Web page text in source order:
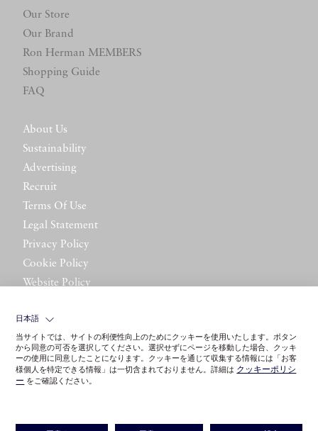
Our Store
Our Brand
Ron Herman MEMBERS
Shopping Guide
FAQ
About Us
Sustainability
Advertising
Recruit
Terms Of Use
Legal Statement
Privacy Policy
Cookie Policy
Website Policy
日本語
当サイトでは、サイトの利便性向上のためにクッキーを使用いたします。ボタン
から同意の可否を選択してください。選択せずにページを移動した場合、クッキ
ーの使用に同意したことになります。クッキーを通じて収集する情報には「お客
様個人を特定できる情報」は一切含まれておりません。詳細は クッキーポリシ
ー をご確認ください。